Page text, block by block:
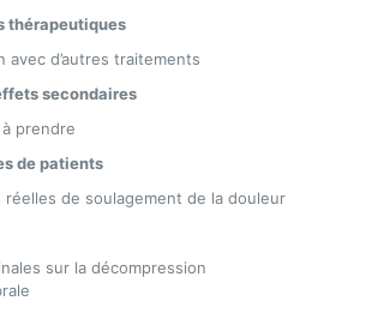
thérapeutiques
avec d’autres traitements
secondaires
prendre
de patients
réelles de soulagement de la douleur
sur la décompression